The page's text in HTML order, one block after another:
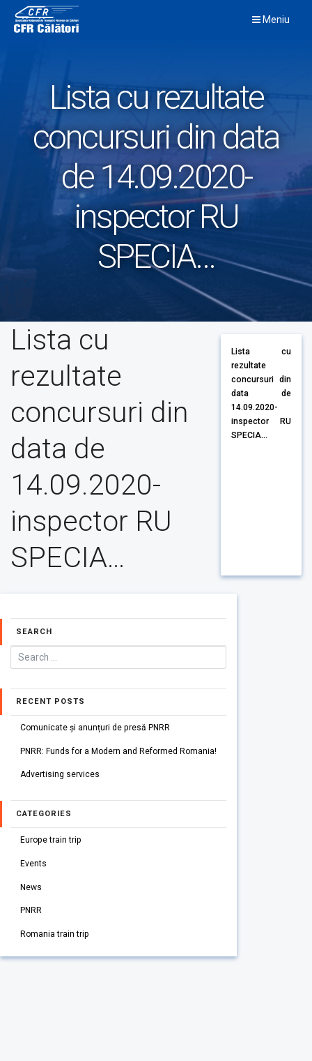
content
Meniu
Lista cu rezultate
concursuri din data
de 14.09.2020-
inspector RU
SPECIA…
Lista cu
rezultate
concursuri din
data de
14.09.2020-
inspector RU
SPECIA…
Lista cu
rezultate
concursuri din
data de
14.09.2020-
inspector RU
SPECIA...
SEARCH
RECENT POSTS
Comunicate și anunțuri de presă PNRR
PNRR: Funds for a Modern and Reformed Romania!
Advertising services
CATEGORIES
Europe train trip
Events
News
PNRR
Romania train trip